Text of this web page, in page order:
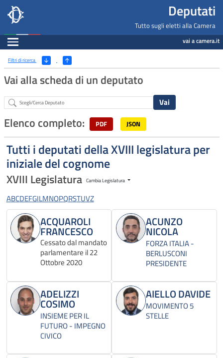
Deputati, Camera dei Deputati -
Salta al contenuto principale
Salta al menu di navigazione Deputati
Tutto sugli eletti alla Camera
Espandi vai a camera.it
Ricerca
Filtri di ricerca (Apri/Chiudi filtri)
Vai alla scheda di un deputato
Abstract
Elenco completo: PDF JSON
Tutti i deputati della XVIII legislatura per
iniziale del cognome
XVIII Legislatura Cambia Legislatura
ABCDEFGILMNOPQRSTUVZ
ACQUAROLI
FRANCESCO
Cessato dal mandato
parlamentare il 22
Ottobre 2020
ACUNZO
NICOLA
FORZA ITALIA -
BERLUSCONI
PRESIDENTE
ADELIZZI
COSIMO
INSIEME PER IL
FUTURO - IMPEGNO
CIVICO
AIELLO DAVIDE
MOVIMENTO 5
STELLE
Navigazione pagine di servizio
Fine pagina
Salta al contenuto principale
Salta al menu di navigazione
Vai a inizio pagina